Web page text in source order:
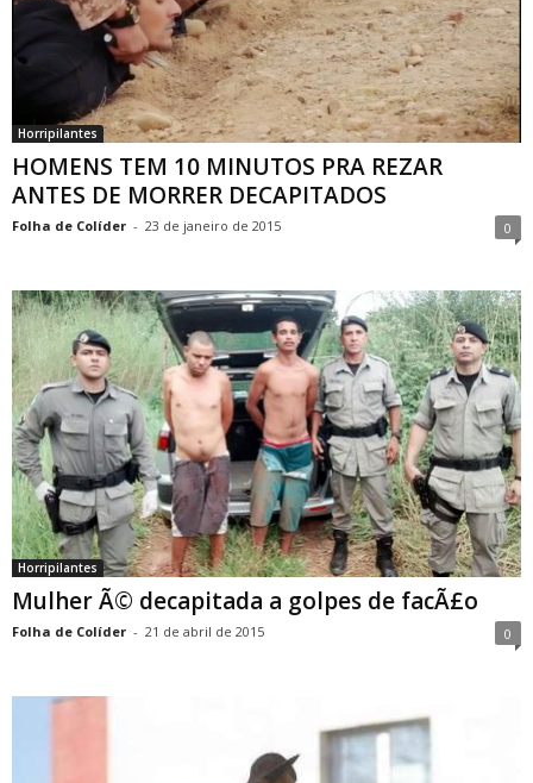
Horripilantes
HOMENS TEM 10 MINUTOS PRA REZAR
ANTES DE MORRER DECAPITADOS
Folha de Colíder - 23 de janeiro de 2015 0
Horripilantes
Mulher Ã© decapitada a golpes de facÃ£o
Folha de Colíder - 21 de abril de 2015 0